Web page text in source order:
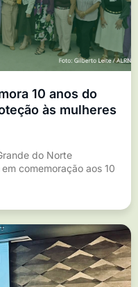
10 anos do
às mulheres
do Norte
comemoração aos 10